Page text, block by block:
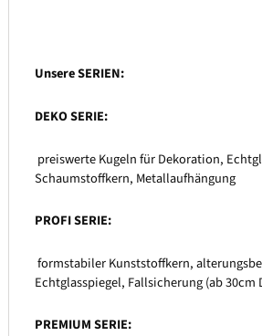
Unsere SERIEN:
DEKO SERIE:
preiswerte Kugeln für Dekoration,
Schaumstoffkern, Metallaufhängung
PROFI SERIE:
formstabiler Kunststoffkern,
Echtglasspiegel, Fallsicherung (ab 30cm
PREMIUM SERIE: